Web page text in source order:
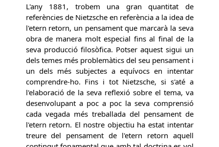
L'any 1881, trobem una gran quantitat de
referències de Nietzsche en referència a la idea de
l'etern retorn, un pensament que marcarà la seva
obra de manera molt especial fins al final de la
seva producció filosòfica. Potser aquest sigui un
dels temes més problemàtics del seu pensament i
un dels més subjectes a equívocs en intentar
comprendre-ho. Fins i tot Nietzsche, si s'até a
l'elaboració de la seva reflexió sobre el tema, va
desenvolupant a poc a poc la seva comprensió
cada vegada més treballada del pensament de
l'etern retorn. El nostre objectiu ha estat intentar
treure del pensament de l'etern retorn aquell